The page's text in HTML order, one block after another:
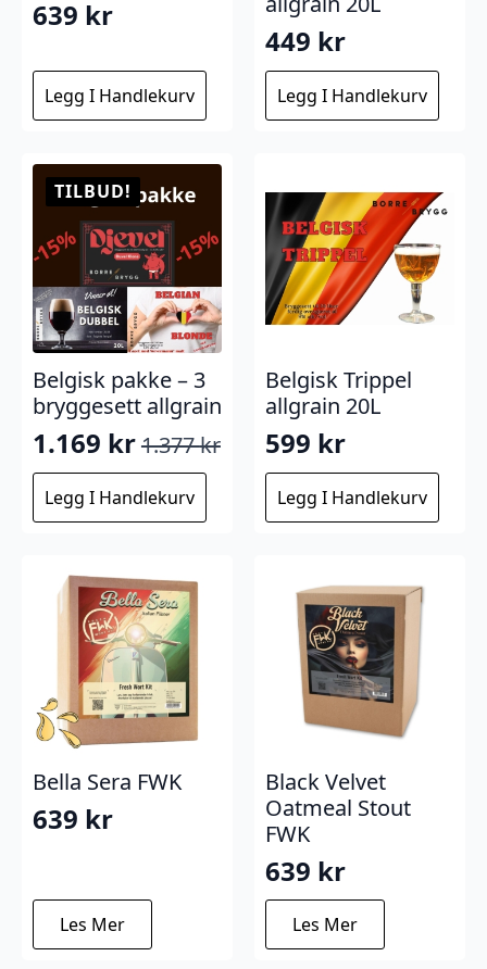
639 kr
Legg I Handlekurv
449 kr
Legg I Handlekurv
TILBUD!
Belgisk pakke – 3
bryggesett allgrain
1.377kr
Opprinnelig
pris
var:
1.169 kr
Nåværende
pris
er:
Legg I Handlekurv
Belgisk Trippel
allgrain 20L
599 kr
Legg I Handlekurv
Bella Sera FWK
639 kr
Les Mer
Black Velvet
Oatmeal Stout
FWK
639 kr
Les Mer